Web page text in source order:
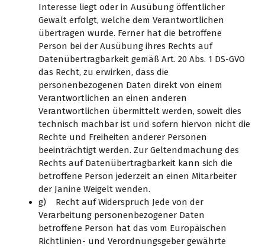
Interesse liegt oder in Ausübung öffentlicher
Gewalt erfolgt, welche dem Verantwortlichen
übertragen wurde. Ferner hat die betroffene
Person bei der Ausübung ihres Rechts auf
Datenübertragbarkeit gemäß Art. 20 Abs. 1 DS-GVO
das Recht, zu erwirken, dass die
personenbezogenen Daten direkt von einem
Verantwortlichen an einen anderen
Verantwortlichen übermittelt werden, soweit dies
technisch machbar ist und sofern hiervon nicht die
Rechte und Freiheiten anderer Personen
beeinträchtigt werden. Zur Geltendmachung des
Rechts auf Datenübertragbarkeit kann sich die
betroffene Person jederzeit an einen Mitarbeiter
der Janine Weigelt wenden.
g) Recht auf Widerspruch Jede von der
Verarbeitung personenbezogener Daten
betroffene Person hat das vom Europäischen
Richtlinien- und Verordnungsgeber gewährte